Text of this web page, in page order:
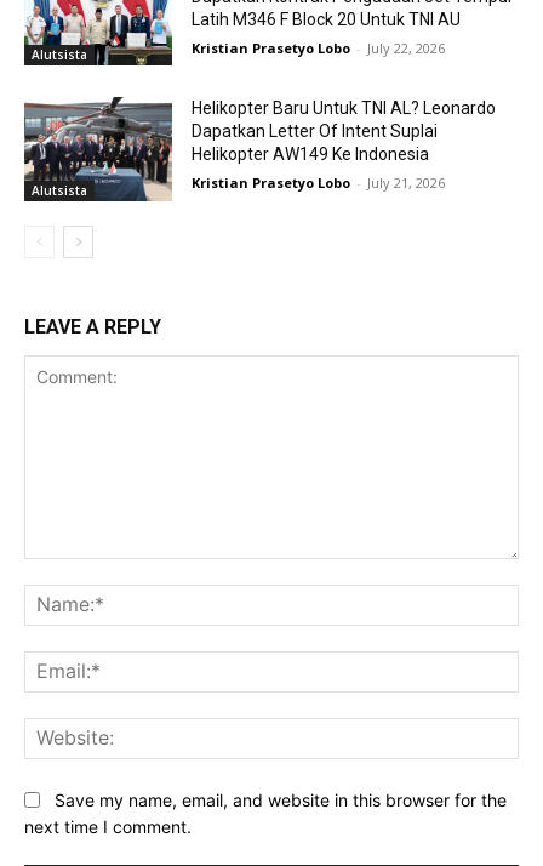
Alutsista
Latih M346 F Block 20 Untuk TNI AU
Kristian Prasetyo Lobo - July 22, 2026
Alutsista
Helikopter Baru Untuk TNI AL? Leonardo
Dapatkan Letter Of Intent Suplai
Helikopter AW149 Ke Indonesia
Kristian Prasetyo Lobo - July 21, 2026
LEAVE A REPLY
Save my name, email, and website in this browser for the
next time I comment.